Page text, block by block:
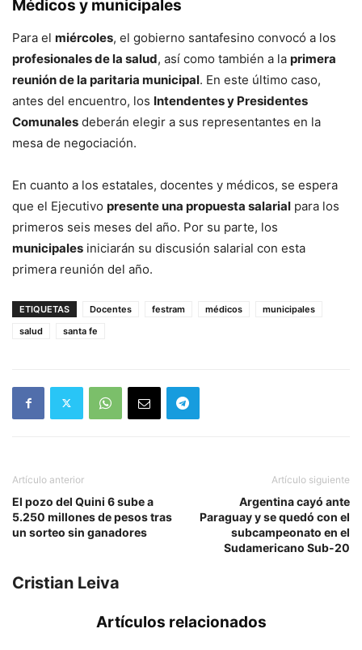
Médicos y municipales
Para el miércoles, el gobierno santafesino convocó a los
profesionales de la salud, así como también a la primera
reunión de la paritaria municipal. En este último caso,
antes del encuentro, los Intendentes y Presidentes
Comunales deberán elegir a sus representantes en la
mesa de negociación.
En cuanto a los estatales, docentes y médicos, se espera
que el Ejecutivo presente una propuesta salarial para los
primeros seis meses del año. Por su parte, los
municipales iniciarán su discusión salarial con esta
primera reunión del año.
ETIQUETAS Docentes festram médicos
municipales
salud
santa fe
Artículo anterior
El pozo del Quini 6 sube a
5.250 millones de pesos tras
un sorteo sin ganadores
Artículo siguiente
Argentina cayó ante
Paraguay y se quedó con el
subcampeonato en el
Sudamericano Sub-20
Cristian Leiva
Artículos relacionados